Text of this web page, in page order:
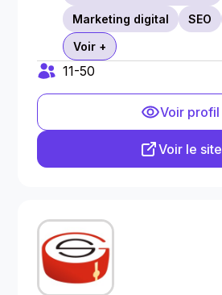
Marketing digital
SEO
Voir +
11-50
Voir profil
Voir le site